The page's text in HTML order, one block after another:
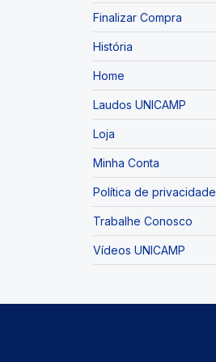
Finalizar Compra
História
Home
Laudos UNICAMP
Loja
Minha Conta
Política de privacidade
Trabalhe Conosco
Vídeos UNICAMP